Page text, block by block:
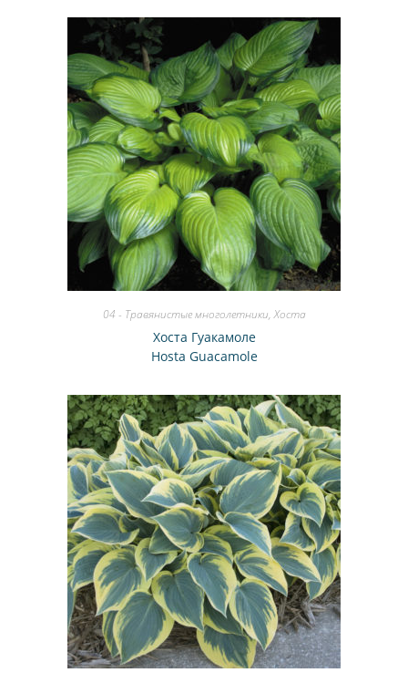
04 - Травянистые многолетники,Хоста
Хоста Гуакамоле
Hosta Guacamole